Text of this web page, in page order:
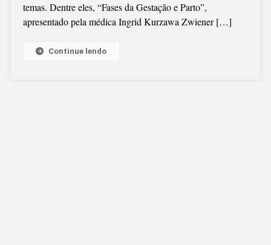
temas. Dentre eles, “Fases da Gestação e Parto”,
apresentado pela médica Ingrid Kurzawa Zwiener […]
Continue lendo